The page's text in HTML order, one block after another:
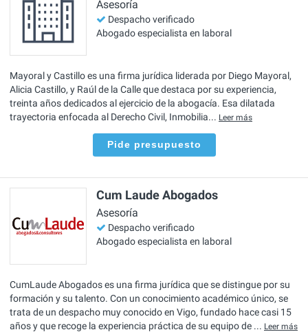
Asesoría
Despacho verificado
Abogado especialista en laboral
Mayoral y Castillo es una firma jurídica liderada por Diego Mayoral,
Alicia Castillo, y Raúl de la Calle que destaca por su experiencia,
treinta años dedicados al ejercicio de la abogacía. Esa dilatada
trayectoria enfocada al Derecho Civil, Inmobilia... Leer más
Pide presupuesto
Cum Laude Abogados
Asesoría
Despacho verificado
Abogado especialista en laboral
CumLaude Abogados es una firma jurídica que se distingue por su
formación y su talento. Con un conocimiento académico único, se
trata de un despacho muy conocido en Vigo, fundado hace casi 15
años y que recoge la experiencia práctica de su equipo de ... Leer más